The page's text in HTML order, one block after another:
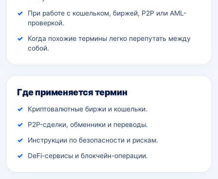
При работе с кошельком, биржей, P2P или AML-
проверкой.
Когда похожие термины легко перепутать между
собой.
Где применяется термин
Криптовалютные биржи и кошельки.
P2P-сделки, обменники и переводы.
Инструкции по безопасности и рискам.
DeFi-сервисы и блокчейн-операции.